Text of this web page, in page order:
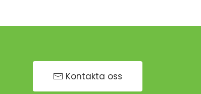
Kontakta oss